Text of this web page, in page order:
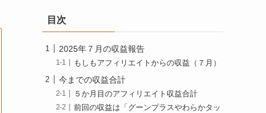
目次
2025年７月の収益報告
もしもアフィリエイトからの収益（７月）
今までの収益合計
５か月目のアフィリエイト収益合計
前回の収益は「グーンプラスやわらかタッ